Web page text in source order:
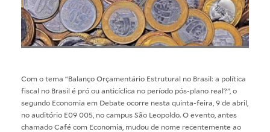
Com o tema “Balanço Orçamentário Estrutural no Brasil: a política
fiscal no Brasil é pró ou anticíclica no período pós-plano real?”, o
segundo Economia em Debate ocorre nesta quinta-feira, 9 de abril,
no auditório E09 005, no campus São Leopoldo. O evento, antes
chamado Café com Economia, mudou de nome recentemente ao